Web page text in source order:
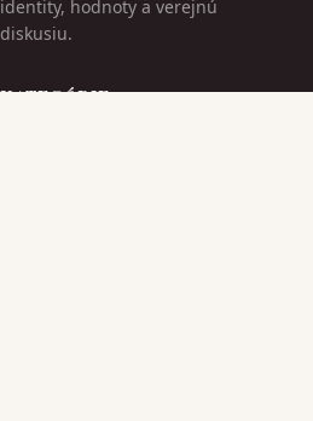
identity, hodnoty a verejnú
diskusiu.
KATEGÓRIE